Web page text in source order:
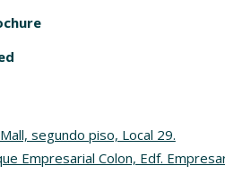
segundo piso, Local 29.
Empresarial Colon, Edf.